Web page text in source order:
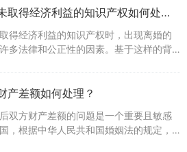
离婚时一方未取得经济利益的知识产权如何处理？
经济利益的知识产权时，出现离婚的
多法律和公正性的因素。基于这样的背
产差额如何处理？
方财产差额的问题是一个重要且敏感
，根据中华人民共和国婚姻法的规定，